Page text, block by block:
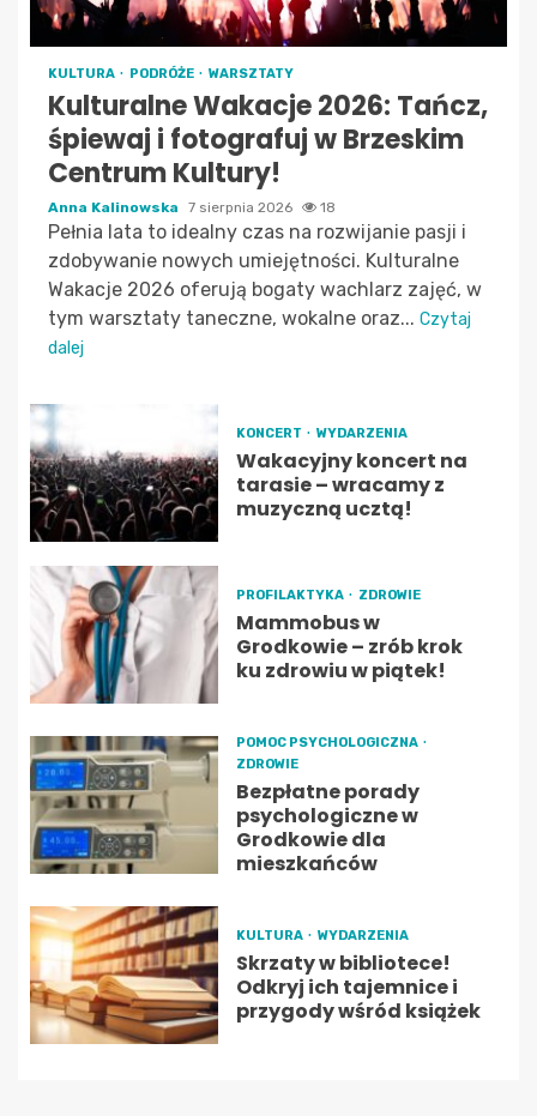
KULTURA PODRÓŻE WARSZTATY
Kulturalne Wakacje 2026: Tańcz,
śpiewaj i fotografuj w Brzeskim
Centrum Kultury!
Anna Kalinowska 7 sierpnia 2026 18
Pełnia lata to idealny czas na rozwijanie pasji i
zdobywanie nowych umiejętności. Kulturalne
Wakacje 2026 oferują bogaty wachlarz zajęć, w
tym warsztaty taneczne, wokalne oraz... Czytaj
dalej
KONCERT WYDARZENIA
Wakacyjny koncert na
tarasie – wracamy z
muzyczną ucztą!
PROFILAKTYKA ZDROWIE
Mammobus w
Grodkowie – zrób krok
ku zdrowiu w piątek!
POMOC PSYCHOLOGICZNA
ZDROWIE
Bezpłatne porady
psychologiczne w
Grodkowie dla
mieszkańców
KULTURA WYDARZENIA
Skrzaty w bibliotece!
Odkryj ich tajemnice i
przygody wśród książek